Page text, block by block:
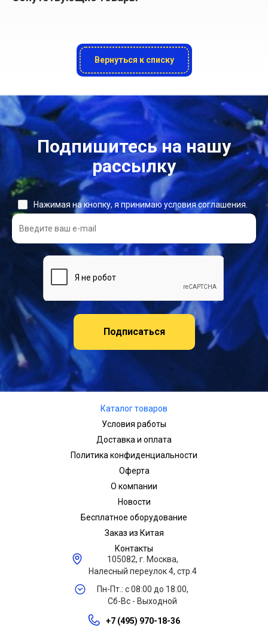
Вернуться к списку
Подпишитесь на нашу
рассылку
Подписаться
Нажимая на кнопку, я принимаю условия соглашения.
Каталог товаров
Условия работы
Доставка и оплата
Политика конфиденциальности
Оферта
О компании
Новости
Бесплатное оборудование
Заказ из Китая
Контакты
105082, г. Москва,
Налесный переулок 4, стр.4
Пн-Пт.: с 08:00 до 18:00,
Сб-Вс - Выходной
+7 (495) 970-18-36